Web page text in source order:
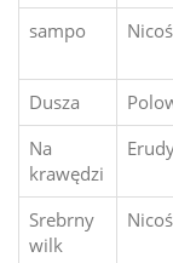
sampo
Dusza
Na
krawędzi
Srebrny
wilk